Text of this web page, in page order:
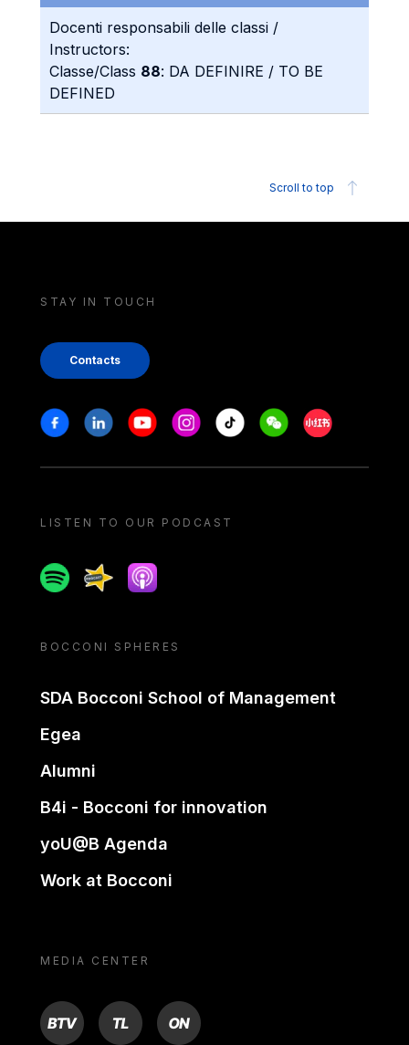
Docenti responsabili delle classi /
Instructors:
Classe/Class 88: DA DEFINIRE / TO BE
DEFINED
Scroll to top
STAY IN TOUCH
Contacts
Stay in touch
FacebookLinkedinYoutubeInstagram
Tiktok WeechatXiaohongshu/
LISTEN TO OUR PODCAST
SpotifySpreakerApple podcast
BOCCONI SPHERES
SDA Bocconi School of Management
Egea
Alumni
B4i - Bocconi for innovation
yoU@B Agenda
Work at Bocconi
MEDIA CENTER
BTV TL ON